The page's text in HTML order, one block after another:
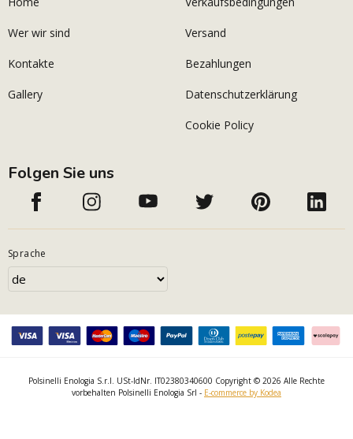
Wer wir sind
Kontakte
Gallery
Versand
Bezahlungen
Datenschutzerklärung
Cookie Policy
Folgen Sie uns
Sprache
Polsinelli Enologia S.r.l. USt-IdNr. IT02380340600 Copyright © 2026 Alle Rechte
vorbehalten Polsinelli Enologia Srl - E-commerce by Kodea